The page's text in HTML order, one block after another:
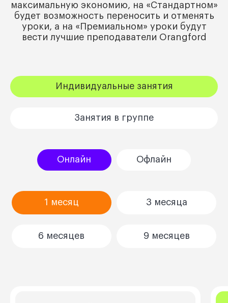
максимальную экономию, на «Стандартном»
будет возможность переносить и отменять
уроки, а на «Премиальном» уроки будут
вести лучшие преподаватели Orangford
Индивидуальные занятия
Занятия в группе
Онлайн Офлайн
1 месяц 3 месяца
6 месяцев 9 месяцев